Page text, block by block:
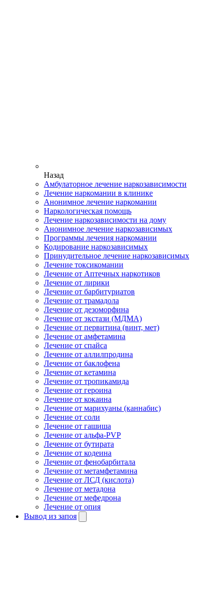
Назад
Амбулаторное лечение наркозависимости
Лечение наркомании в клинике
Анонимное лечение наркомании
Наркологическая помощь
Лечение наркозависимости на дому
Анонимное лечение наркозависимых
Программы лечения наркомании
Кодирование наркозависимых
Принудительное лечение наркозависимых
Лечение токсикомании
Лечение от Аптечных наркотиков
Лечение от лирики
Лечение от барбитуриатов
Лечение от трамадола
Лечение от дезоморфина
Лечение от экстази (МДМА)
Лечение от первитина (винт, мет)
Лечение от амфетамина
Лечение от спайса
Лечение от аллилпродина
Лечение от баклофена
Лечение от кетамина
Лечение от тропикамида
Лечение от героина
Лечение от кокаина
Лечение от марихуаны (каннабис)
Лечение от соли
Лечение от гашиша
Лечение от альфа-PVP
Лечение от бутирата
Лечение от кодеина
Лечение от фенобарбитала
Лечение от метамфетамина
Лечение от ЛСД (кислота)
Лечение от метадона
Лечение от мефедрона
Лечение от опия
Вывод из запоя